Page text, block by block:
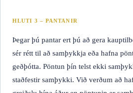
HLUTI 3 – PANTANIR
Þegar þú pantar ert þú að gera
sér rétt til að samþykkja eða hafna
geðþótta. Pöntun þín telst ekki
staðfestir samþykki. Við verðum að